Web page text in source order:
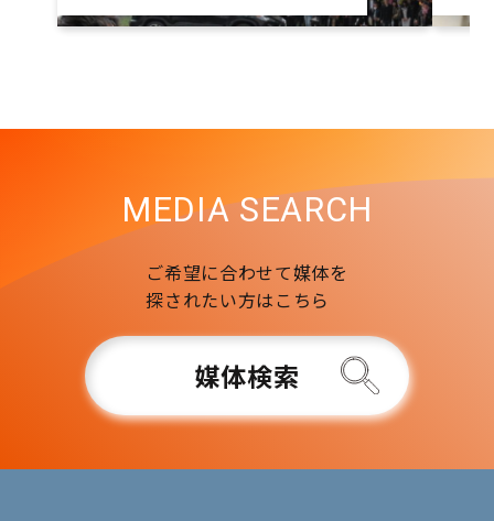
MEDIA SEARCH
ご希望に合わせて媒体を
探されたい方はこちら
媒体検索